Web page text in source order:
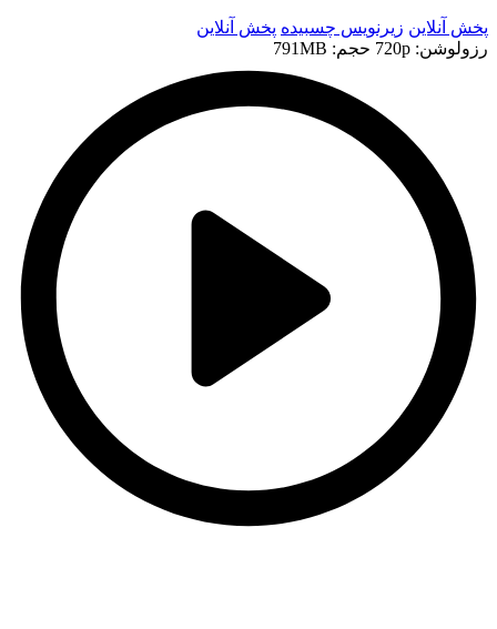
پخش آنلاین زیرنویس چسبیده پخش آنلاین
رزولوشن: 720p
حجم: 791MB